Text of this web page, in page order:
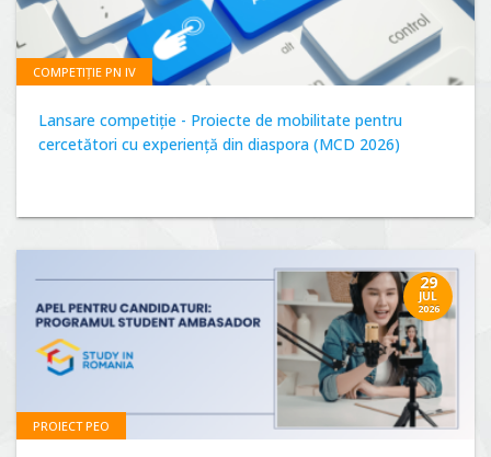
COMPETIȚIE PN IV
Lansare competiție - Proiecte de mobilitate pentru
cercetători cu experiență din diaspora (MCD 2026)
29
JUL
2026
PROIECT PEO